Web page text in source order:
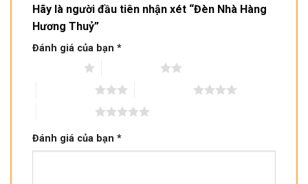
Hãy là người đầu tiên nhận xét “Đèn Nhà Hàng
Hương Thuỷ”
Đánh giá của bạn *
Đánh giá của bạn *